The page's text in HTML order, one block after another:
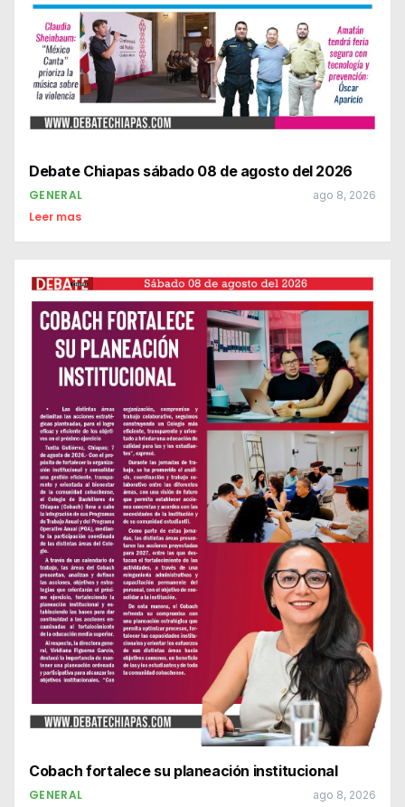
Debate Chiapas sábado 08 de agosto del 2026
GENERAL ago 8, 2026
Leer mas
Cobach fortalece su planeación institucional
GENERAL ago 8, 2026